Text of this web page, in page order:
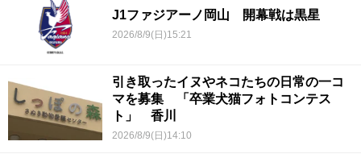
J1ファジアーノ岡山 開幕戦は黒星
2026/8/9(日)15:21
引き取ったイヌやネコたちの日常の一コ
マを募集 「卒業犬猫フォトコンテス
ト」 香川
2026/8/9(日)14:10